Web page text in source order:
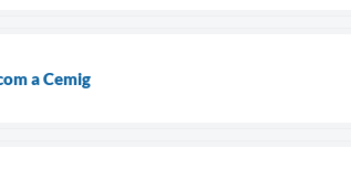
a Cemig